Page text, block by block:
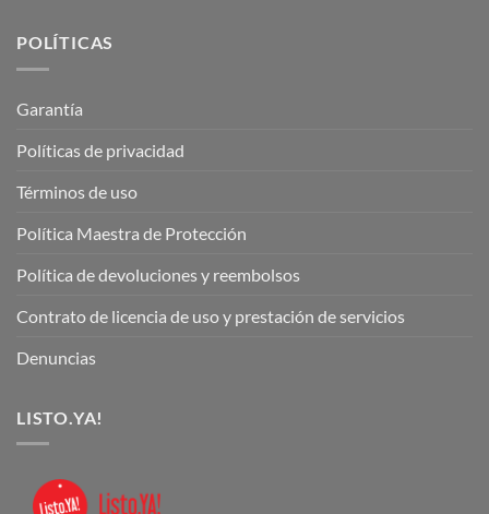
POLÍTICAS
Garantía
Políticas de privacidad
Términos de uso
Política Maestra de Protección
Política de devoluciones y reembolsos
Contrato de licencia de uso y prestación de servicios
Denuncias
LISTO.YA!